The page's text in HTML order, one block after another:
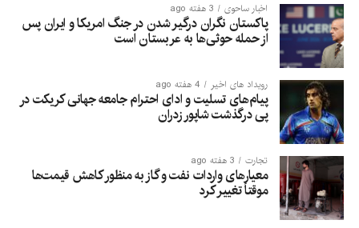
اخبار ساحوی 3 هفته ago
پاکستان نگران درگیر شدن در جنگ امریکا و ایران پس
از حمله حوثی‌ها به عربستان است
رویداد های اخیر 4 هفته ago
پیام‌های تسلیت و ادای احترام جامعه جهانی کریکت در
پی درگذشت شاپور زدران
تجارت 3 هفته ago
معیارهای واردات نفت و گاز به منظور کاهش قیمت‌ها
موقتاً تغییر کرد